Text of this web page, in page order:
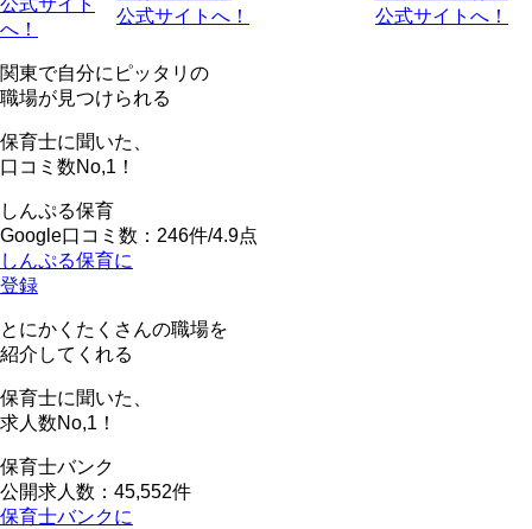
へ！
公式サイトへ！
公式サイトへ！
関東で自分にピッタリの
職場が見つけられる
保育士に聞いた、
口コミ数No,1！
しんぷる保育
Google口コミ数：246件/4.9点
しんぷる保育に
登録
とにかくたくさんの職場を
紹介してくれる
保育士に聞いた、
求人数No,1！
保育士バンク
公開求人数：45,552件
保育士バンクに